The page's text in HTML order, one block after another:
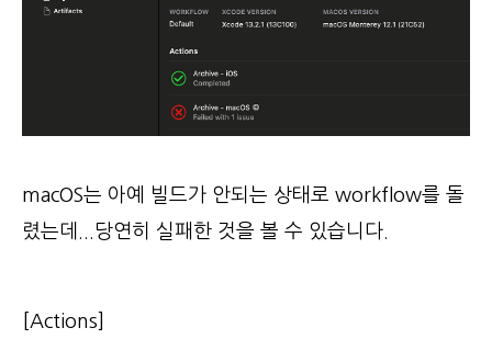
macOS는 아예 빌드가 안되는 상태로 workflow를 돌
렸는데...당연히 실패한 것을 볼 수 있습니다.
[Actions]